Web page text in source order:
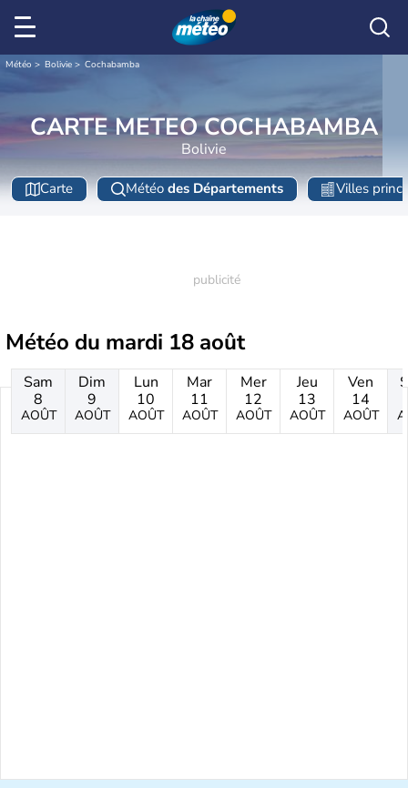
Météo Bolivie Cochabamba
CARTE METEO COCHABAMBA
Bolivie
Carte Météo des Départements Villes
Météo du mardi 18 août
Sam
8
AOÛT
Dim
9
AOÛT
Lun
10
AOÛT
Mar
11
AOÛT
Mer
12
AOÛT
Jeu
13
AOÛT
Ven
14
AOÛT